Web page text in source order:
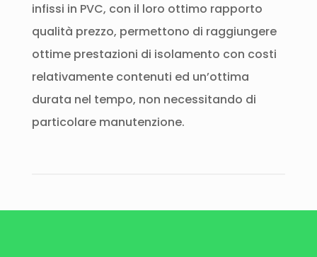
infissi in PVC, con il loro ottimo rapporto
qualità prezzo, permettono di raggiungere
ottime prestazioni di isolamento con costi
relativamente contenuti ed un’ottima
durata nel tempo, non necessitando di
particolare manutenzione.